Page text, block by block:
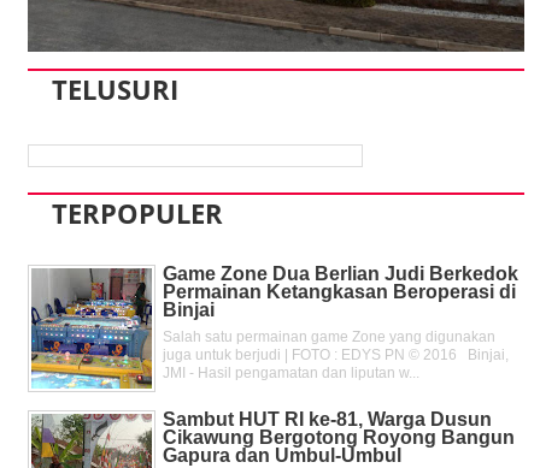
TELUSURI
TERPOPULER
Game Zone Dua Berlian Judi Berkedok
Permainan Ketangkasan Beroperasi di
Binjai
Salah satu permainan game Zone yang digunakan
juga untuk berjudi | FOTO : EDYS PN © 2016 Binjai,
JMI - Hasil pengamatan dan liputan w...
Sambut HUT RI ke-81, Warga Dusun
Cikawung Bergotong Royong Bangun
Gapura dan Umbul-Umbul